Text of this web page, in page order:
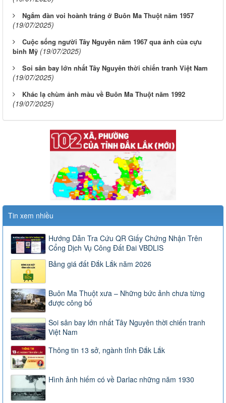
Ngắm đàn voi hoành tráng ở Buôn Ma Thuột năm 1957
(19/07/2025)
Cuộc sống người Tây Nguyên năm 1967 qua ảnh của cựu
binh Mỹ (19/07/2025)
Soi sân bay lớn nhất Tây Nguyên thời chiến tranh Việt Nam
(19/07/2025)
Khác lạ chùm ảnh màu về Buôn Ma Thuột năm 1992
(19/07/2025)
Tin xem nhiều
Hướng Dẫn Tra Cứu QR Giấy Chứng Nhận Trên
Cổng Dịch Vụ Công Đất Đai VBDLIS
Bảng giá đất Đắk Lắk năm 2026
Buôn Ma Thuột xưa – Những bức ảnh chưa từng
được công bố
Soi sân bay lớn nhất Tây Nguyên thời chiến tranh
Việt Nam
Thông tin 13 sở, ngành tỉnh Đắk Lắk
Hình ảnh hiếm có về Darlac những năm 1930